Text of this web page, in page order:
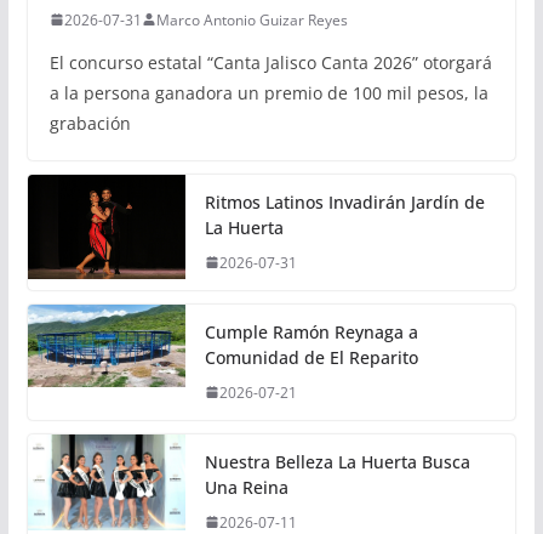
2026-07-31 Marco Antonio Guizar Reyes
El concurso estatal “Canta Jalisco Canta 2026” otorgará
a la persona ganadora un premio de 100 mil pesos, la
grabación
Ritmos Latinos Invadirán Jardín de
La Huerta
2026-07-31
Cumple Ramón Reynaga a
Comunidad de El Reparito
2026-07-21
Nuestra Belleza La Huerta Busca
Una Reina
2026-07-11